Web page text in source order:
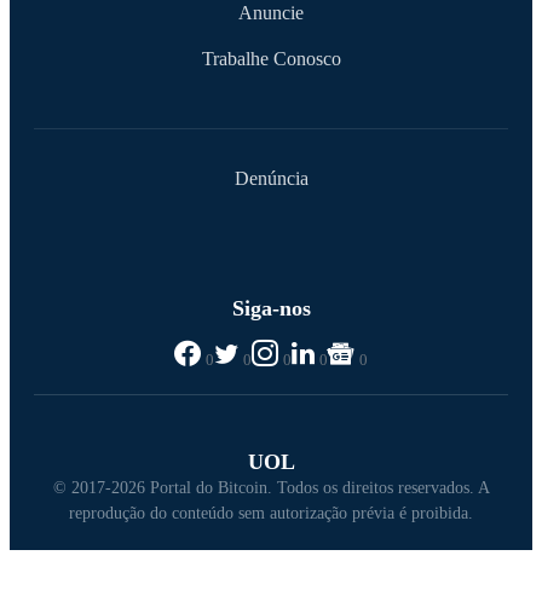
Anuncie
Trabalhe Conosco
Denúncia
Siga-nos
0 0 0 0 0
UOL
© 2017-2026 Portal do Bitcoin. Todos os direitos reservados. A
reprodução do conteúdo sem autorização prévia é proibida.